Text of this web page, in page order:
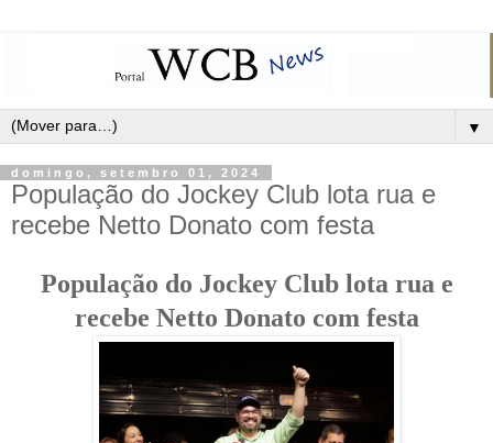
▼
domingo, setembro 01, 2024
População do Jockey Club lota rua e
recebe Netto Donato com festa
População do Jockey Club lota rua e
recebe Netto Donato com festa